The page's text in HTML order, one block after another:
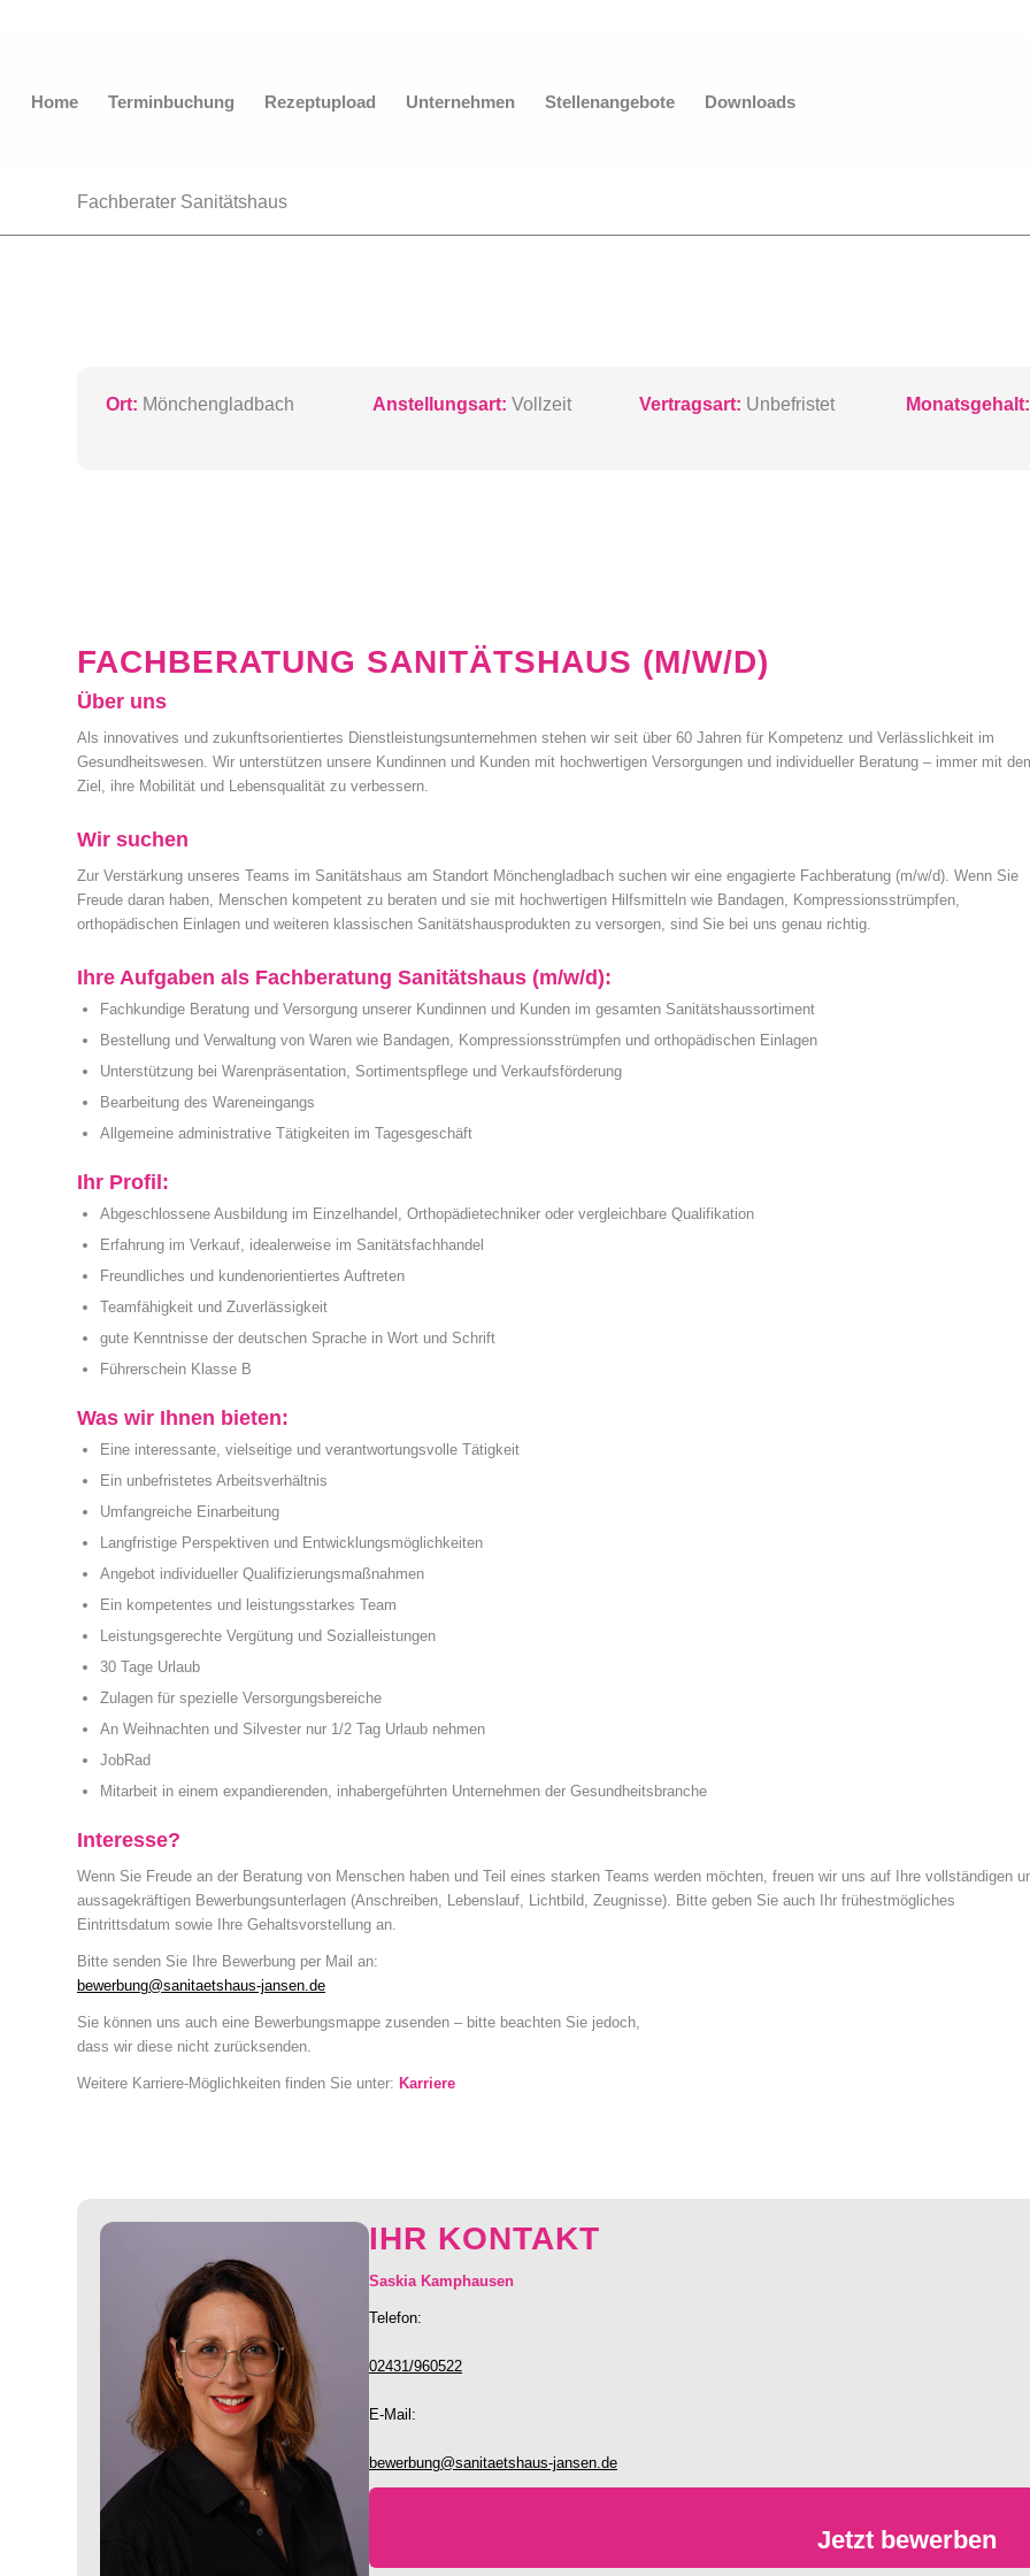
Home Terminbuchung Rezeptupload Unternehmen Stellenangebote Downloads
Fachberater Sanitätshaus
Ort: Mönchengladbach Anstellungsart: Vollzeit Vertragsart: Unbefristet Monatsgehalt:
FACHBERATUNG SANITÄTSHAUS (M/W/D)
Über uns
Als innovatives und zukunftsorientiertes Dienstleistungsunternehmen stehen wir seit über 60 Jahren für Kompetenz und Verlässlichkeit im
Gesundheitswesen. Wir unterstützen unsere Kundinnen und Kunden mit hochwertigen Versorgungen und individueller Beratung – immer mit
Ziel, ihre Mobilität und Lebensqualität zu verbessern.
Wir suchen
Zur Verstärkung unseres Teams im Sanitätshaus am Standort Mönchengladbach suchen wir eine engagierte Fachberatung (m/w/d). Wenn Sie
Freude daran haben, Menschen kompetent zu beraten und sie mit hochwertigen Hilfsmitteln wie Bandagen, Kompressionsstrümpfen,
orthopädischen Einlagen und weiteren klassischen Sanitätshausprodukten zu versorgen, sind Sie bei uns genau richtig.
Ihre Aufgaben als Fachberatung Sanitätshaus (m/w/d):
Fachkundige Beratung und Versorgung unserer Kundinnen und Kunden im gesamten Sanitätshaussortiment
Bestellung und Verwaltung von Waren wie Bandagen, Kompressionsstrümpfen und orthopädischen Einlagen
Unterstützung bei Warenpräsentation, Sortimentspflege und Verkaufsförderung
Bearbeitung des Wareneingangs
Allgemeine administrative Tätigkeiten im Tagesgeschäft
Ihr Profil:
Abgeschlossene Ausbildung im Einzelhandel, Orthopädietechniker oder vergleichbare Qualifikation
Erfahrung im Verkauf, idealerweise im Sanitätsfachhandel
Freundliches und kundenorientiertes Auftreten
Teamfähigkeit und Zuverlässigkeit
gute Kenntnisse der deutschen Sprache in Wort und Schrift
Führerschein Klasse B
Was wir Ihnen bieten:
Eine interessante, vielseitige und verantwortungsvolle Tätigkeit
Ein unbefristetes Arbeitsverhältnis
Umfangreiche Einarbeitung
Langfristige Perspektiven und Entwicklungsmöglichkeiten
Angebot individueller Qualifizierungsmaßnahmen
Ein kompetentes und leistungsstarkes Team
Leistungsgerechte Vergütung und Sozialleistungen
30 Tage Urlaub
Zulagen für spezielle Versorgungsbereiche
An Weihnachten und Silvester nur 1/2 Tag Urlaub nehmen
JobRad
Mitarbeit in einem expandierenden, inhabergeführten Unternehmen der Gesundheitsbranche
Interesse?
Wenn Sie Freude an der Beratung von Menschen haben und Teil eines starken Teams werden möchten, freuen wir uns auf Ihre vollständigen
aussagekräftigen Bewerbungsunterlagen (Anschreiben, Lebenslauf, Lichtbild, Zeugnisse). Bitte geben Sie auch Ihr frühestmögliches
Eintrittsdatum sowie Ihre Gehaltsvorstellung an.
Bitte senden Sie Ihre Bewerbung per Mail an:
bewerbung@sanitaetshaus-jansen.de
Sie können uns auch eine Bewerbungsmappe zusenden – bitte beachten Sie jedoch,
dass wir diese nicht zurücksenden.
Weitere Karriere-Möglichkeiten finden Sie unter: Karriere
IHR KONTAKT
Saskia Kamphausen
Telefon:
02431/960522
E-Mail:
bewerbung@sanitaetshaus-jansen.de
Jetzt bewerben